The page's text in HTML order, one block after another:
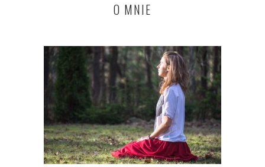
O MNIE